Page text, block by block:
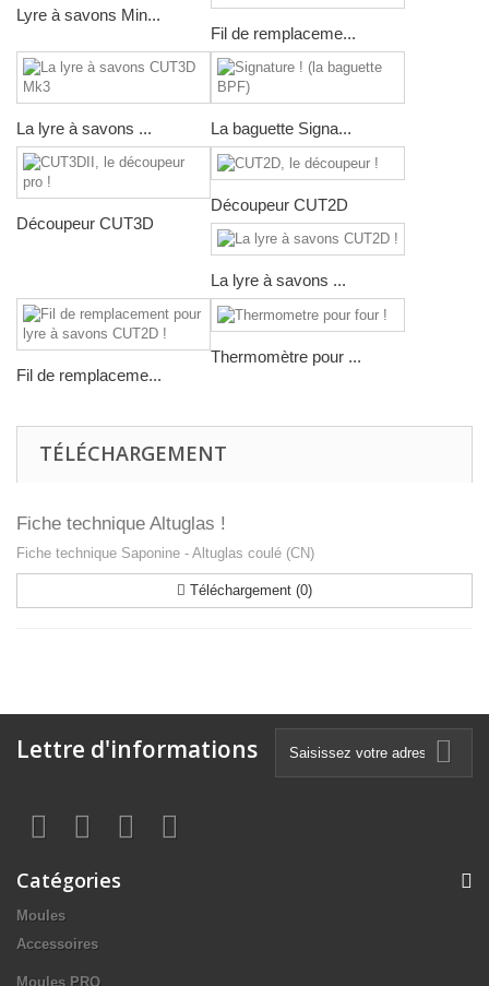
Lyre à savons Min...
Fil de remplaceme...
La lyre à savons ... La baguette Signa...
Découpeur CUT3D
Découpeur CUT2D
La lyre à savons ...
Fil de remplaceme...
Thermomètre pour ...
TÉLÉCHARGEMENT
Fiche technique Altuglas !
Fiche technique Saponine - Altuglas coulé (CN)
Téléchargement (0)
Lettre d'informations
Catégories
Moules
Accessoires
Moules PRO